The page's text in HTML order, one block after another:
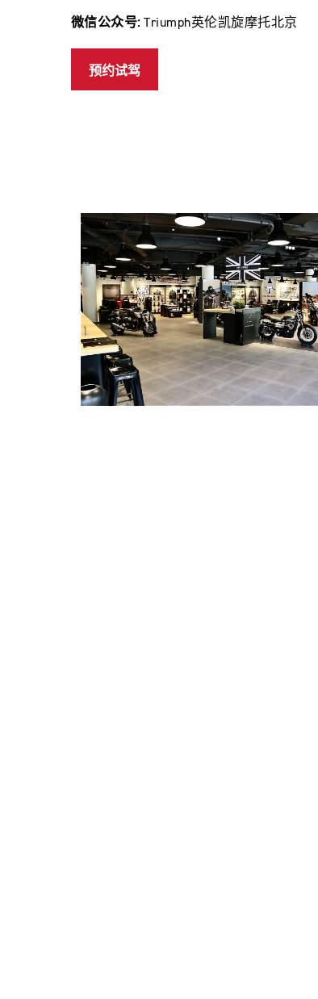
微信公众号:Triumph英伦凯旋摩托北京
预约试驾